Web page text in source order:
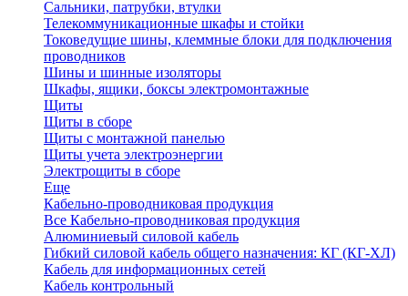
Сальники, патрубки, втулки
Телекоммуникационные шкафы и стойки
Токоведущие шины, клеммные блоки для подключения
проводников
Шины и шинные изоляторы
Шкафы, ящики, боксы электромонтажные
Щиты
Щиты в сборе
Щиты с монтажной панелью
Щиты учета электроэнергии
Электрощиты в сборе
Еще
Кабельно-проводниковая продукция
Все Кабельно-проводниковая продукция
Алюминиевый силовой кабель
Гибкий силовой кабель общего назначения: КГ (КГ-ХЛ)
Кабель для информационных сетей
Кабель контрольный